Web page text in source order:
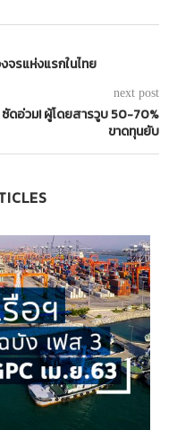
จรแห่งแรกในไทย
next post
ซัดอ่วม! ผู้โดยสารวูบ 50-70%
ขาดทุนยับ